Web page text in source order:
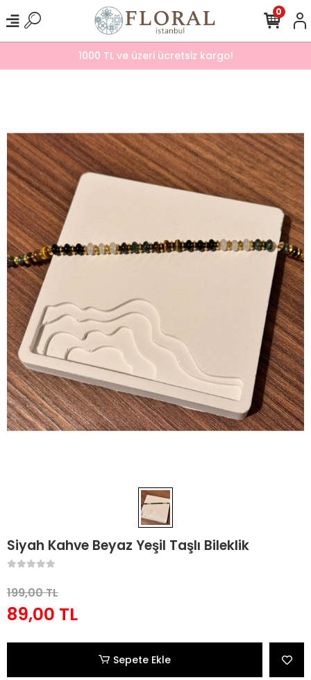
1000 TL ve üzeri ücretsiz kargo!
0
Siyah Kahve Beyaz Yeşil Taşlı Bileklik
199,00 TL
89,00 TL
Sepete Ekle